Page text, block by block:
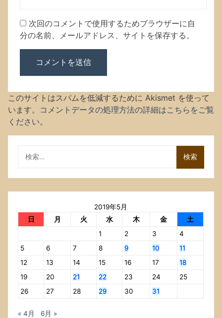
次回のコメントで使用するためブラウザーに自
分の名前、メールアドレス、サイトを保存する。
このサイトはスパムを低減するために Akismet を使って
います。 コメントデータの処理方法の詳細はこちらをご覧
ください。
索:
2019年5月
日
月 火 水 木 金
土
1
2 3
4
5
6 7 8 9 10
11
12
13 14 15 16 17
18
19
20 21 22 23 24
25
26
27 28 29 30 31
« 4月 6月 »